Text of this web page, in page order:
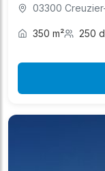
03300
350 m² 250